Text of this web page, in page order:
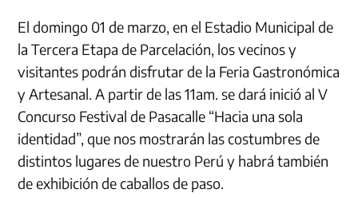
El domingo 01 de marzo, en el Estadio Municipal de
la Tercera Etapa de Parcelación, los vecinos y
visitantes podrán disfrutar de la Feria Gastronómica
y Artesanal. A partir de las 11am. se dará inició al V
Concurso Festival de Pasacalle “Hacia una sola
identidad”, que nos mostrarán las costumbres de
distintos lugares de nuestro Perú y habrá también
de exhibición de caballos de paso.